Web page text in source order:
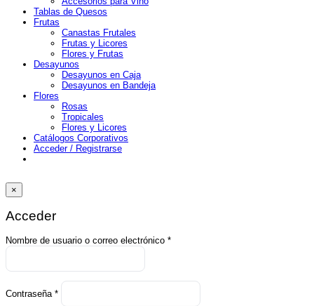
Tablas de Quesos
Frutas
Canastas Frutales
Frutas y Licores
Flores y Frutas
Desayunos
Desayunos en Caja
Desayunos en Bandeja
Flores
Rosas
Tropicales
Flores y Licores
Catálogos Corporativos
Acceder / Registrarse
×
Acceder
Nombre de usuario o correo electrónico *Obligatorio
Contraseña *
Obligatorio